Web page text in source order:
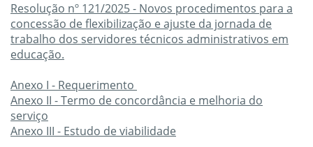
Resolução nº 121/2025 - Novos procedimentos para a
concessão de flexibilização e ajuste da jornada de
trabalho dos servidores técnicos administrativos em
educação.
Anexo I - Requerimento
Anexo II - Termo de concordância e melhoria do
serviço
Anexo III - Estudo de viabilidade